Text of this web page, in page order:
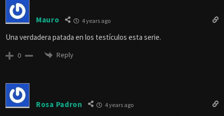
Mauro 4 years ago
Una verdadera patada en los testículos esta serie.
0 Reply
Rosa Padron 4 years ago